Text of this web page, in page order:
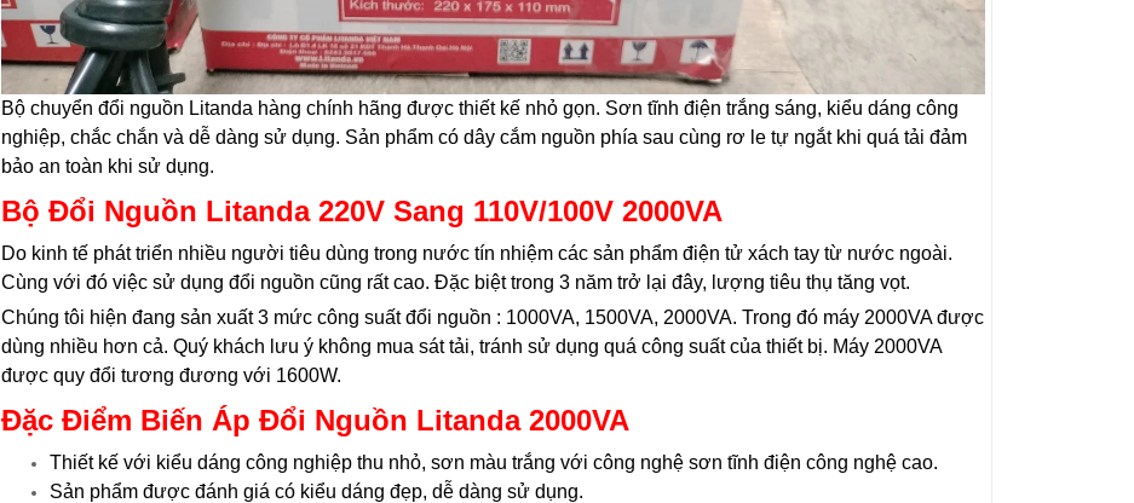
Bộ chuyển đổi nguồn Litanda hàng chính hãng được thiết kế nhỏ gọn. Sơn tĩnh điện trắng sáng, kiểu dáng công
nghiệp, chắc chắn và dễ dàng sử dụng. Sản phẩm có dây cắm nguồn phía sau cùng rơ le tự ngắt khi quá tải đảm
bảo an toàn khi sử dụng.
Bộ Đổi Nguồn Litanda 220V Sang 110V/100V 2000VA
Do kinh tế phát triển nhiều người tiêu dùng trong nước tín nhiệm các sản phẩm điện tử xách tay từ nước ngoài.
Cùng với đó việc sử dụng đổi nguồn cũng rất cao. Đặc biệt trong 3 năm trở lại đây, lượng tiêu thụ tăng vọt.
Chúng tôi hiện đang sản xuất 3 mức công suất đổi nguồn : 1000VA, 1500VA, 2000VA. Trong đó máy 2000VA được
dùng nhiều hơn cả. Quý khách lưu ý không mua sát tải, tránh sử dụng quá công suất của thiết bị. Máy 2000VA
được quy đổi tương đương với 1600W.
Đặc Điểm Biến Áp Đổi Nguồn Litanda 2000VA
Thiết kế với kiểu dáng công nghiệp thu nhỏ, sơn màu trắng với công nghệ sơn tĩnh điện công nghệ cao.
Sản phẩm được đánh giá có kiểu dáng đẹp, dễ dàng sử dụng.